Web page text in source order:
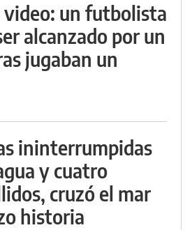
un futbolista
alcanzado por un
jugaban un
ininterrumpidas
y cuatro
cruzó el mar
historia